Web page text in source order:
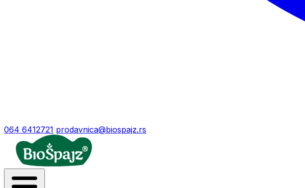
064 6412721 prodavnica@biospajz.rs